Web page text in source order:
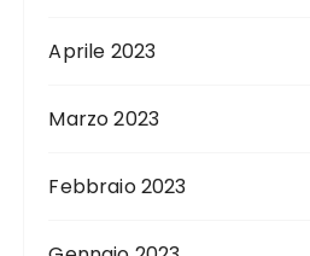
Aprile 2023
Marzo 2023
Febbraio 2023